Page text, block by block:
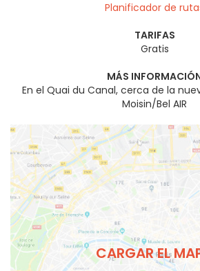
Planificador de
TARIFAS
Gratis
MÁS
En el Quai du Canal, cerca de la
Moisin/Bel AIR
CARGAR EL